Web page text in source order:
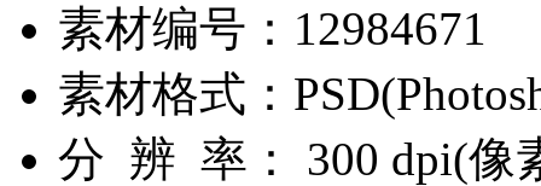
素材编号： 12984671
素材格式：
分 辨 率： 300 dpi(像